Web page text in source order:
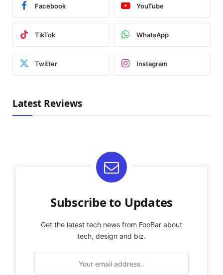
Facebook YouTube
TikTok WhatsApp
Twitter Instagram
Latest Reviews
Subscribe to Updates
Get the latest tech news from FooBar about
tech, design and biz.